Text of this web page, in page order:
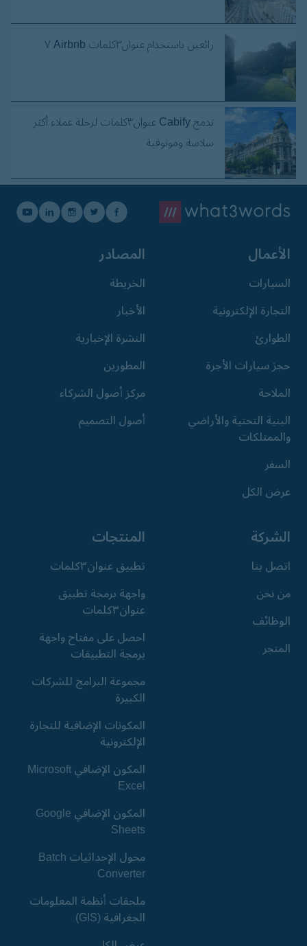
رائعين باستخدام عنوان٣كلمات Airbnb ٧
تدمج Cabify عنوان٣كلمات لرحلة عملاء أكثر
سلاسة وموثوقية
الأعمال
السيارات
التجارة الإلكترونية
الطوارئ
حجز سيارات الأجرة
الملاحة
البنية التحتية والأراضي
والممتلكات
السفر
عرض الكل
المصادر
الخريطة
الأخبار
النشرة الإخبارية
المطورين
مركز أصول الشركاء
أصول التصميم
الشركة
اتصل بنا
من نحن
الوظائف
المتجر
المنتجات
تطبيق عنوان٣كلمات
واجهة برمجة تطبيق
عنوان٣كلمات
احصل على مفتاح واجهة
برمجة التطبيقات
مجموعة البرامج للشركات
الكبيرة
المكونات الإضافية للتجارة
الإلكترونية
المكون الإضافي Microsoft
Excel
المكون الإضافي Google
Sheets
محول الإحداثيات Batch
Converter
ملحقات أنظمة المعلومات
الجغرافية (GIS)